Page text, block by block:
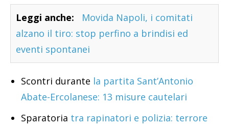
Leggi anche:
Movida Napoli, i comitati
alzano il tiro: stop perfino a brindisi ed
eventi spontanei
Scontri durante la partita Sant’Antonio
Abate-Ercolanese: 13 misure cautelari
Sparatoria tra rapinatori e polizia: terrore